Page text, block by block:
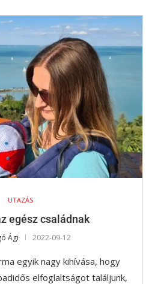
UTAZÁS
egész családnak
Ági 2022-09-12
egyik nagy kihívása, hogy
elfoglaltságot találjunk,